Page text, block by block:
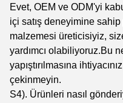
Evet, OEM ve ODM'yi
içi satış deneyimine sahip
malzemesi üreticisiyiz,
yardımcı olabiliyoruz.Bu
yapıştırılmasına
çekinmeyin.
S4). Ürünleri nasıl